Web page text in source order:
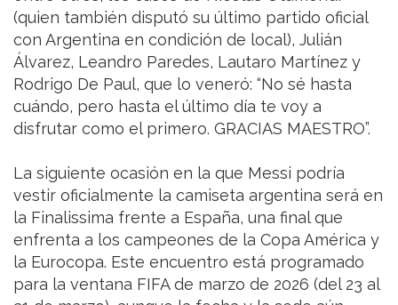
(quien también disputó su último partido oficial
con Argentina en condición de local), Julián
Álvarez, Leandro Paredes, Lautaro Martínez y
Rodrigo De Paul, que lo veneró: “No sé hasta
cuándo, pero hasta el último día te voy a
disfrutar como el primero. GRACIAS MAESTRO”.
La siguiente ocasión en la que Messi podría
vestir oficialmente la camiseta argentina será en
la Finalissima frente a España, una final que
enfrenta a los campeones de la Copa América y
la Eurocopa. Este encuentro está programado
para la ventana FIFA de marzo de 2026 (del 23 al